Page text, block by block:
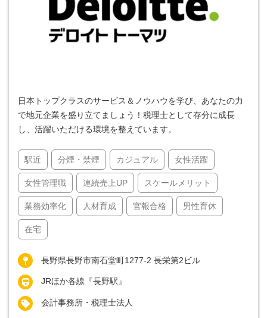
日本トップクラスのサービス＆ノウハウを学び、あなたの力
で地元企業を盛り立てましょう！税理士として存分に成長
し、活躍いただける環境を整えています。
駅近 分煙・禁煙 カジュアル 女性活躍
女性管理職 連続売上UP スケールメリット
業務効率化 人材育成 官報合格 男性育休
在宅
長野県長野市南石堂町1277-2 長栄第2ビル
JRほか各線『長野駅』
会計事務所・税理士法人